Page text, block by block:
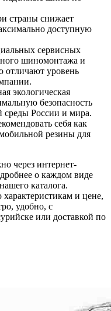
страны снижает
доступную
сервисных
шиномонтажа и
отличают уровень
экологическая
безопасность
среды России и мира.
себя как
резины для
через интернет-
о каждом виде
каталога.
и цене,
удобно, с
или доставкой по